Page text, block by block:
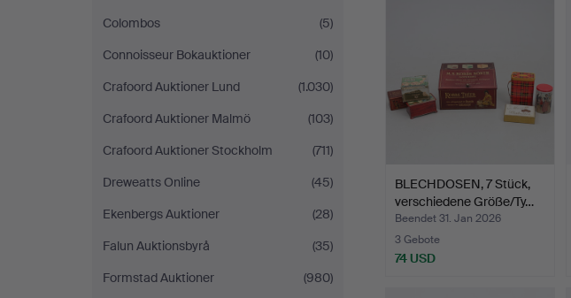
Colombos
(5)
Connoisseur Bokauktioner
(10)
Crafoord Auktioner Lund
(1.030)
Crafoord Auktioner Malmö
(103)
Crafoord Auktioner Stockholm
(711)
Dreweatts Online
(45)
Ekenbergs Auktioner
(28)
Falun Auktionsbyrå
(35)
Formstad Auktioner
(980)
BLECHDOSEN, 7 Stück,
verschiedene Größe/Ty…
Beendet 31. Jan 2026
3 Gebote
74 USD